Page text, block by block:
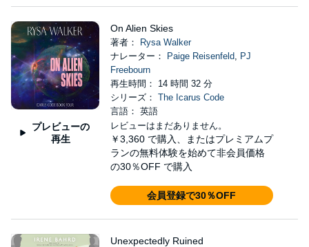
プレビューの
再生
On Alien Skies
著者：
Rysa Walker
ナレーター：
Paige Reisenfeld, PJ
Freebourn
再生時間： 14 時間 32 分
シリーズ： The Icarus Code
言語： 英語
レビューはまだありません。
￥3,360 で購入、またはプレミアムプ
ランの無料体験を始めて非会員価格
の30％OFF で購入
会員登録で30％OFF
Unexpectedly Ruined